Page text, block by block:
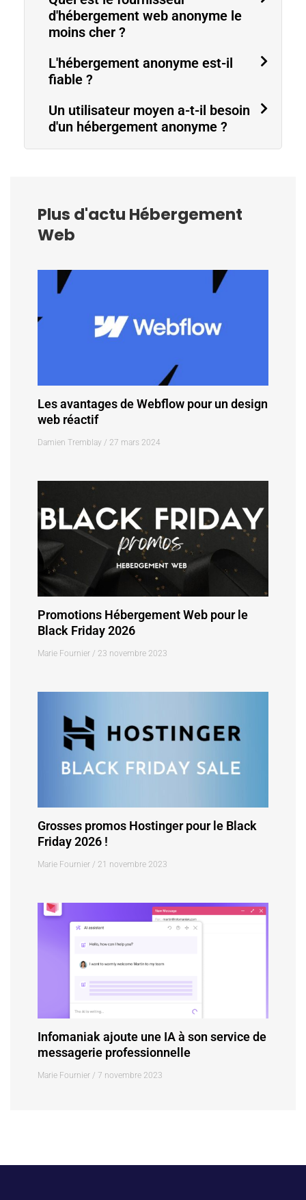
d'hébergement web anonyme le
moins cher ?
L'hébergement anonyme est-il
fiable ?
Un utilisateur moyen a-t-il besoin
d'un hébergement anonyme ?
Plus d'actu Hébergement
Web
Les avantages de Webflow pour un design
web réactif
Damien Tremblay 27 mars 2024
Promotions Hébergement Web pour le
Black Friday 2026
Marie Fournier 23 novembre 2023
Grosses promos Hostinger pour le Black
Friday 2026 !
Marie Fournier 21 novembre 2023
Infomaniak ajoute une IA à son service de
messagerie professionnelle
Marie Fournier 7 novembre 2023